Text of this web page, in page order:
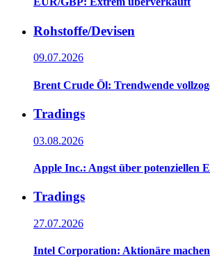
Rohstoffe/Devisen
09.07.2026
Brent Crude Öl: Trendwende
Tradings
03.08.2026
Apple Inc.: Angst über potenziellen
Tradings
27.07.2026
Intel Corporation: Aktionäre machen